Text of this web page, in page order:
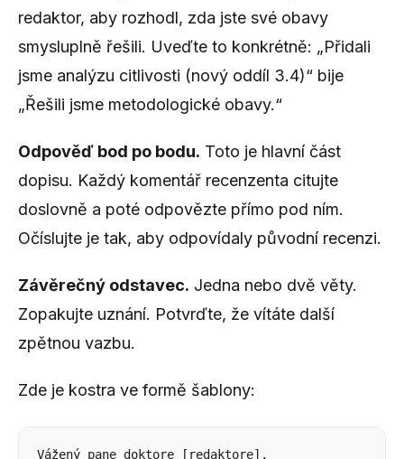
redaktor, aby rozhodl, zda jste své obavy
smysluplně řešili. Uveďte to konkrétně: „Přidali
jsme analýzu citlivosti (nový oddíl 3.4)“ bije
„Řešili jsme metodologické obavy.“
Odpověď bod po bodu. Toto je hlavní část
dopisu. Každý komentář recenzenta citujte
doslovně a poté odpovězte přímo pod ním.
Očíslujte je tak, aby odpovídaly původní recenzi.
Závěrečný odstavec. Jedna nebo dvě věty.
Zopakujte uznání. Potvrďte, že vítáte další
zpětnou vazbu.
Zde je kostra ve formě šablony:
Vážený pane doktore [redaktore],